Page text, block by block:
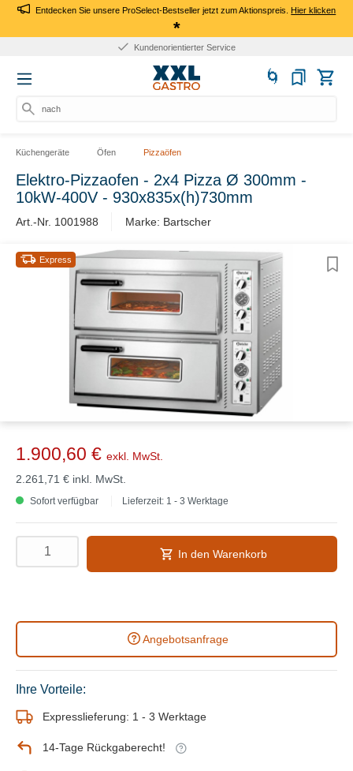
Entdecken Sie unsere ProSelect-Bestseller jetzt zum Aktionspreis.Hier klicken
*
Kundenorientierter Service
nach P
Küchengeräte Öfen Pizzaöfen
Elektro-Pizzaofen - 2x4 Pizza Ø 300mm -
10kW-400V - 930x835x(h)730mm
Art.-Nr. 1001988 Marke: Bartscher
Express
1.900,60 € exkl. MwSt.
2.261,71 € inkl. MwSt.
Sofort verfügbar Lieferzeit: 1 - 3 Werktage
In den Warenkorb
Angebotsanfrage
Ihre Vorteile:
Expresslieferung: 1 - 3 Werktage
14-Tage Rückgaberecht!